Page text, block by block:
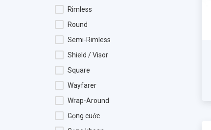
Charriol
Chemi
Chopard
Christian Dior
Chrome Hearts
COACH
Dakota Smith
Diesel
Rimless
Round
Semi-Rimless
Shield / Visor
Square
Wayfarer
Wrap-Around
Gọng cuớc